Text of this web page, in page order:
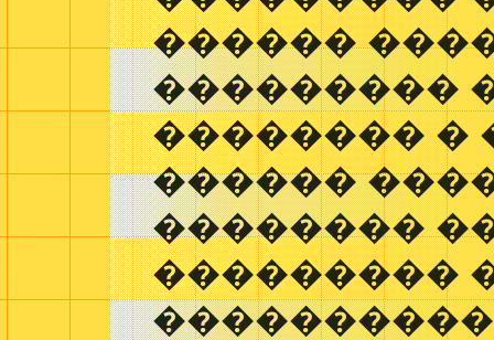
������
���������
�������� �
������
��������
���������